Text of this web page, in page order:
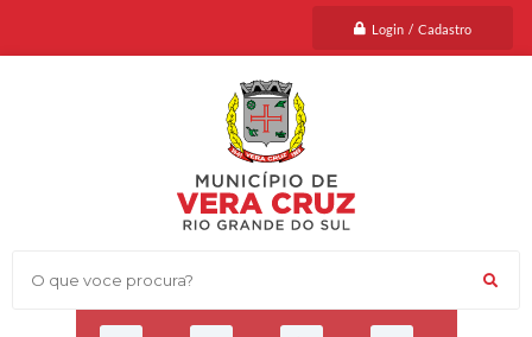
Login / Cadastro
O que voce procura?